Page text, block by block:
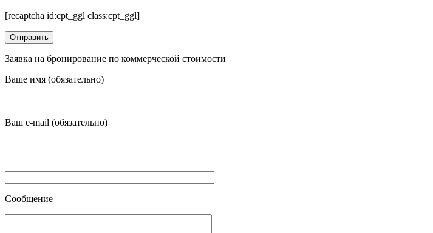
[recaptcha id:cpt_ggl class:cpt_ggl]
Заявка на бронирование по коммерческой стоимости
Ваше имя (обязательно)
Ваш e-mail (обязательно)
Сообщение